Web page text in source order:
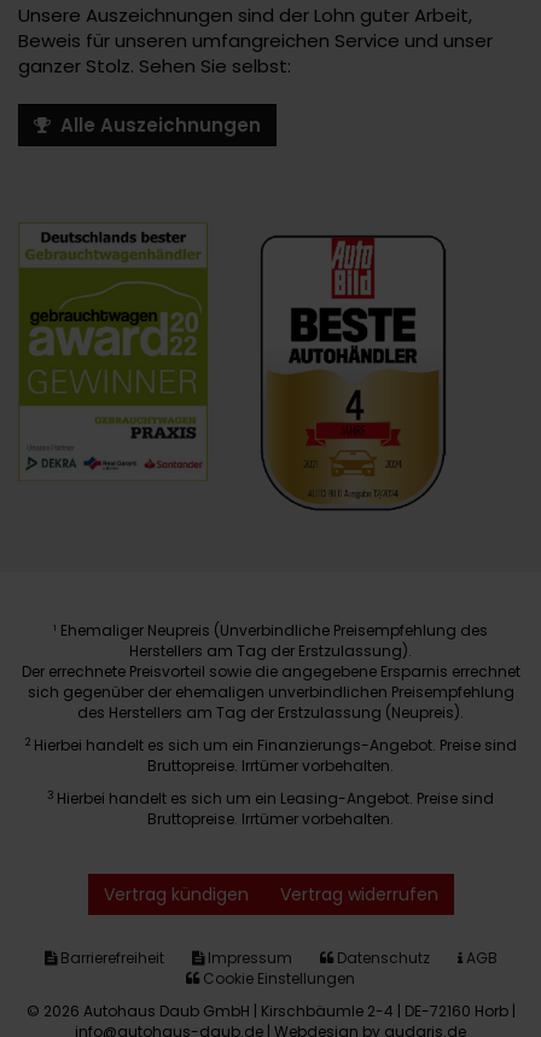
Unsere Auszeichnungen sind der Lohn guter Arbeit,
Beweis für unseren umfangreichen Service und unser
ganzer Stolz. Sehen Sie selbst:
Alle Auszeichnungen
1 Ehemaliger Neupreis (Unverbindliche Preisempfehlung des
Herstellers am Tag der Erstzulassung).
Der errechnete Preisvorteil sowie die angegebene Ersparnis errechnet
sich gegenüber der ehemaligen unverbindlichen Preisempfehlung
des Herstellers am Tag der Erstzulassung (Neupreis).
2 Hierbei handelt es sich um ein Finanzierungs-Angebot. Preise sind
Bruttopreise. Irrtümer vorbehalten.
3 Hierbei handelt es sich um ein Leasing-Angebot. Preise sind
Bruttopreise. Irrtümer vorbehalten.
Vertrag kündigen Vertrag widerrufen
Barrierefreiheit Impressum Datenschutz
AGB
Cookie Einstellungen
© 2026 Autohaus Daub GmbH | Kirschbäumle 2-4 | DE-72160 Horb |
info@autohaus-daub.de | Webdesign by audaris.de